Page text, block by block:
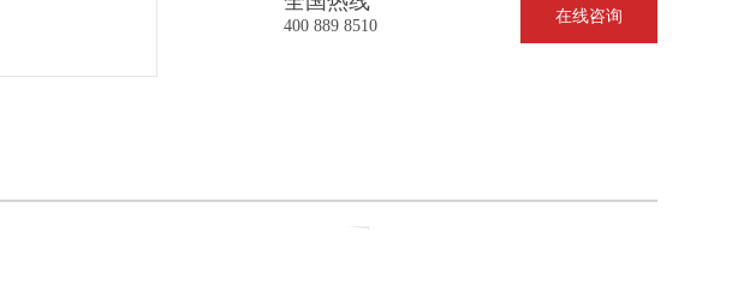
在线咨询
400 889 8510